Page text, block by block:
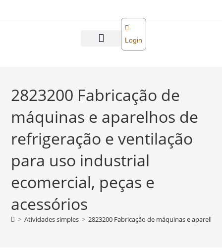
Login
2823200 Fabricação de
máquinas e aparelhos de
refrigeração e ventilação
para uso industrial
ecomercial, peças e
acessórios
> Atividades simples > 2823200 Fabricação de máquinas e